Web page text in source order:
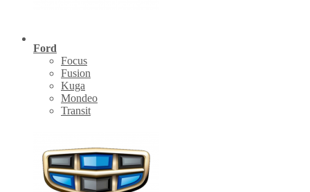
Ford
Focus
Fusion
Kuga
Mondeo
Transit